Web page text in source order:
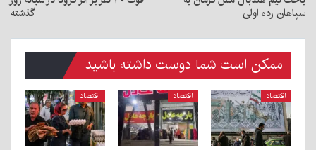
سپاهان رده اولی گذشته
ممکن است شما دوست داشته باشید
اقتصاد اقتصاد اقتصاد